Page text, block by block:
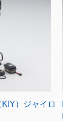
）ジャイロ